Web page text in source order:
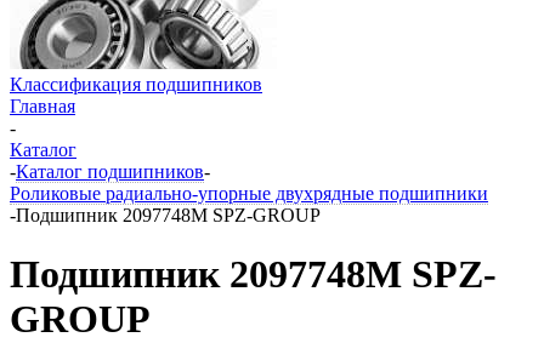
Классификация подшипников
Главная
-
Каталог
-Каталог подшипников-
Роликовые радиально-упорные двухрядные подшипники
-Подшипник 2097748М SPZ-GROUP
Подшипник 2097748М SPZ-
GROUP